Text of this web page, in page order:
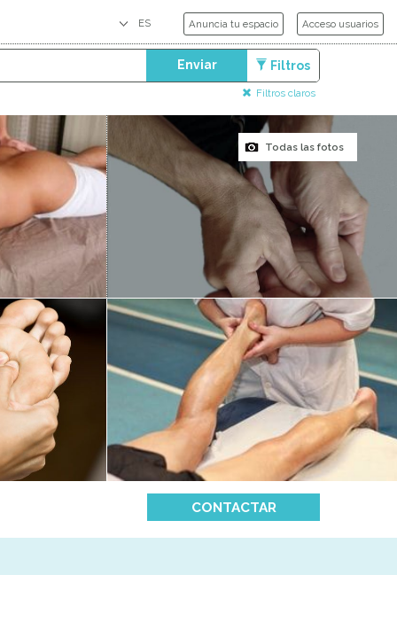
Anuncia tu espacio Acceso usuarios
Enviar Filtros
Filtros claros
Todas las fotos
CONTACTAR